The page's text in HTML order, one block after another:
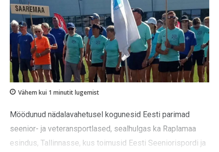
Vähem kui 1 minutit lugemist
Möödunud nädalavahetusel kogunesid Eesti parimad
seenior- ja veteran­sportlased, sealhulgas ka Raplamaa
esindus, Tallinnasse, kus toimusid Eesti Seeniorispordi ja